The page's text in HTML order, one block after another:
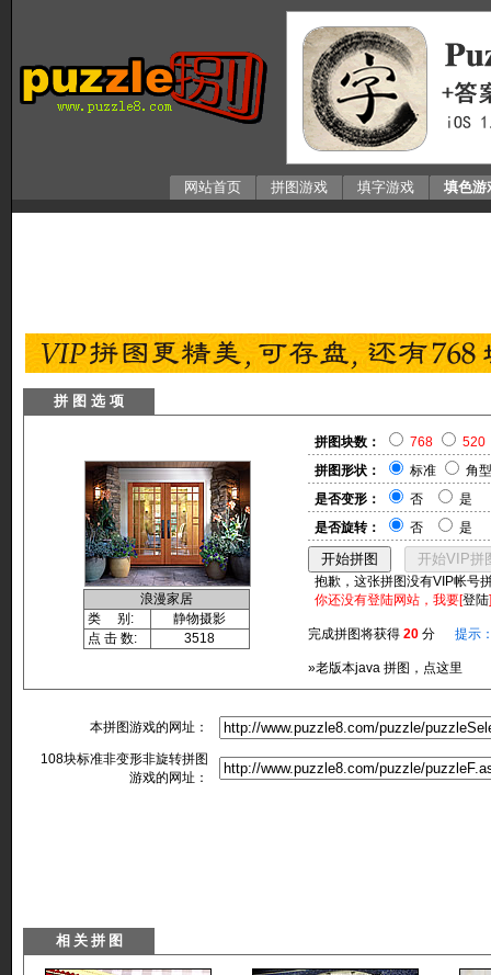
网站首页 拼图游戏 填字游戏 填色游
拼 图 选 项
浪漫家居
类 别:
静物摄影
点 击 数:
3518
拼图块数： 768
520
拼图形状：
标准
角型
是否变形：
否
是
是否旋转：
否 是
抱歉，这张拼图没有VIP帐号
你还没有登陆网站，我要[登陆
完成拼图将获得 20 分 提示
»老版本java 拼图，点这里
本拼图游戏的网址：
108块标准非变形非旋转拼图
游戏的网址：